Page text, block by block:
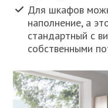
Для шкафов
наполнение, а
стандартный с
собственными